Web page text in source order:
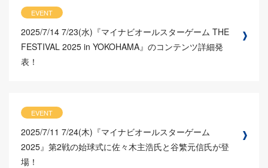
EVENT
2025/7/14 7/23(水)『マイナビオールスターゲーム THE
FESTIVAL 2025 in YOKOHAMA』のコンテンツ詳細発
表！
EVENT
2025/7/11 7/24(木)『マイナビオールスターゲーム
2025』第2戦の始球式に佐々木主浩氏と谷繁元信氏が登
場！